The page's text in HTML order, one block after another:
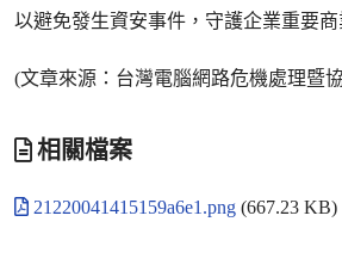
以避免發生資安事件，守護企業重要商
(文章來源：台灣電腦網路危機處理暨
相關檔案
21220041415159a6e1.png (667.23 KB)